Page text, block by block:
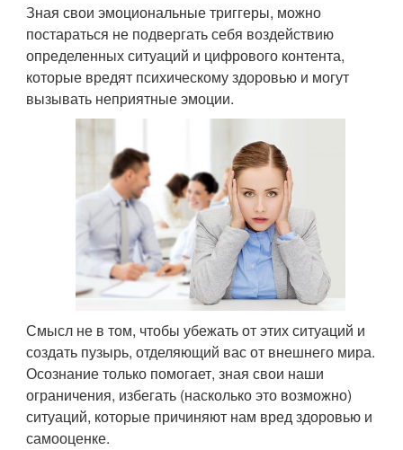
Зная свои эмоциональные триггеры, можно
постараться не подвергать себя воздействию
определенных ситуаций и цифрового контента,
которые вредят психическому здоровью и могут
вызывать неприятные эмоции.
Смысл не в том, чтобы убежать от этих ситуаций и
создать пузырь, отделяющий вас от внешнего мира.
Осознание только помогает, зная свои наши
ограничения, избегать (насколько это возможно)
ситуаций, которые причиняют нам вред здоровью и
самооценке.